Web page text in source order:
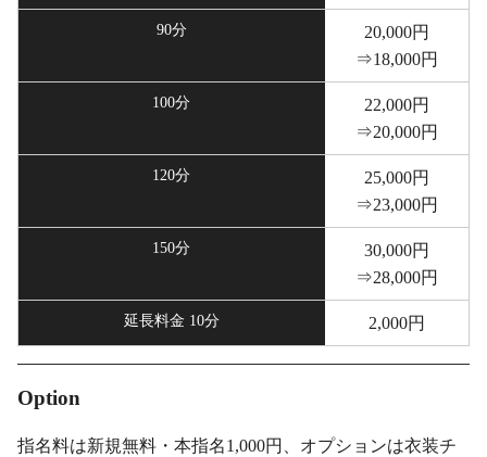
90分
20,000円
⇒18,000円
100分
22,000円
⇒20,000円
120分
25,000円
⇒23,000円
150分
30,000円
⇒28,000円
延長料金 10分 2,000円
Option
指名料は新規無料・本指名1,000円、オプションは衣装チ